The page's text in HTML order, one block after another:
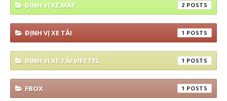
ĐỊNH VỊ XE MÁY 2
ĐỊNH VỊ XE TẢI 1
ĐỊNH VỊ XE TẢI VIETTEL 1
FBOX 1